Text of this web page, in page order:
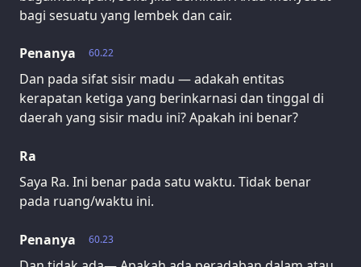
bagi sesuatu yang lembek dan cair.
60.22
Penanya
Dan pada sifat sisir madu — adakah entitas
kerapatan ketiga yang berinkarnasi dan tinggal di
daerah yang sisir madu ini? Apakah ini benar?
Ra
Saya Ra. Ini benar pada satu waktu. Tidak benar
pada ruang/waktu ini.
60.23
Penanya